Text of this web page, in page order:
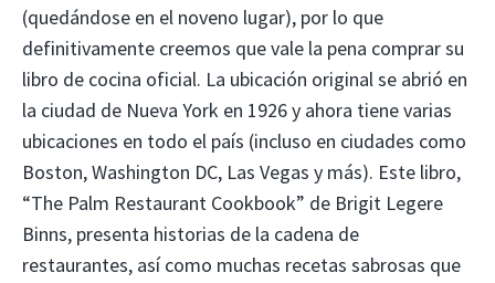
(quedándose en el noveno lugar), por lo que
definitivamente creemos que vale la pena comprar su
libro de cocina oficial. La ubicación original se abrió en
la ciudad de Nueva York en 1926 y ahora tiene varias
ubicaciones en todo el país (incluso en ciudades como
Boston, Washington DC, Las Vegas y más). Este libro,
“The Palm Restaurant Cookbook” de Brigit Legere
Binns, presenta historias de la cadena de
restaurantes, así como muchas recetas sabrosas que